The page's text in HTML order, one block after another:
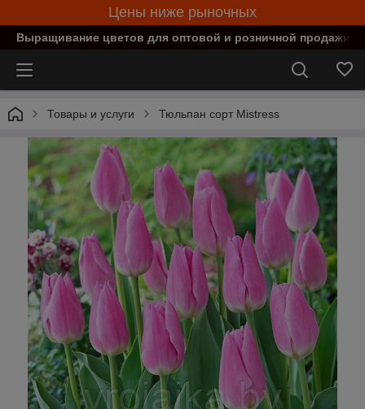
Цены ниже рыночных
Выращивание цветов для оптовой и розничной продажи
Товары и услуги Тюльпан сорт Mistress